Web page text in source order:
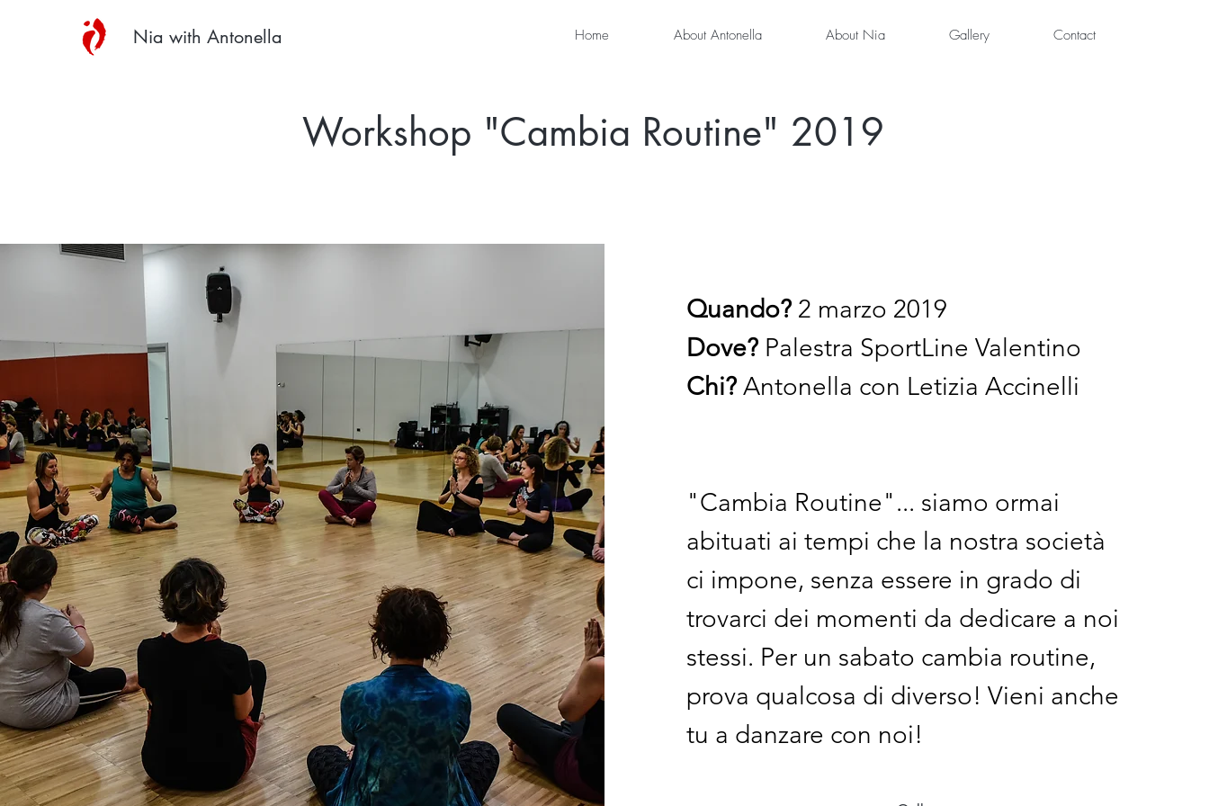
Nia with Antonella Home About Antonella About Nia Gallery Contact
Workshop "Cambia Routine" 2019
Quando? 2 marzo 2019
Dove? Palestra SportLine Valentino
Chi? Antonella con Letizia Accinelli
​"Cambia Routine"... siamo ormai
abituati ai tempi che la nostra società
ci impone, senza essere in grado di
trovarci dei momenti da dedicare a noi
stessi. Per un sabato cambia routine,
prova qualcosa di diverso! Vieni anche
tu a danzare con noi!